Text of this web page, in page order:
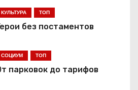
КУЛЬТУРА ТОП
без постаментов
СОЦИУМ ТОП
парковок до тарифов